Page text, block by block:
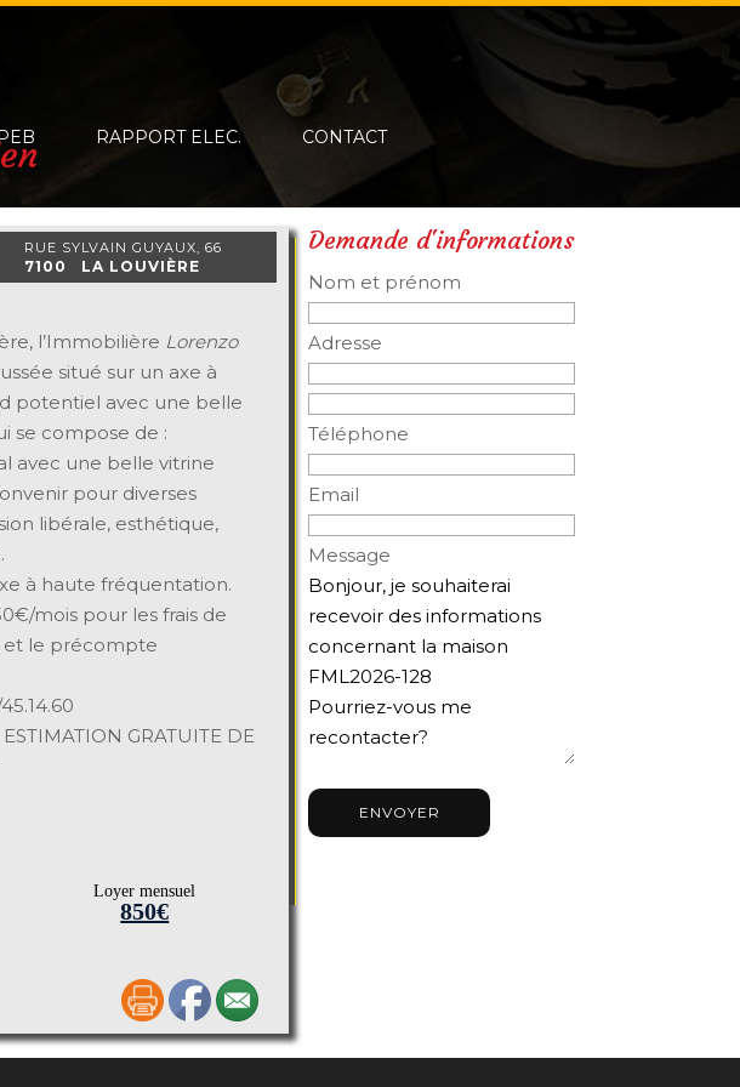
RAPPORT ELEC. CONTACT
RUE SYLVAIN GUYAUX, 66
7100 LA LOUVIÈRE
l’Immobilière Lorenzo
situé sur un axe à
potentiel avec une belle
se compose de :
avec une belle vitrine
pour diverses
libérale, esthétique,
à haute fréquentation.
mois pour les frais de
et le précompte
GRATUITE DE
Loyer mensuel
850€
Demande d'informations
Nom et prénom
Adresse
Téléphone
Email
Message
ENVOYER